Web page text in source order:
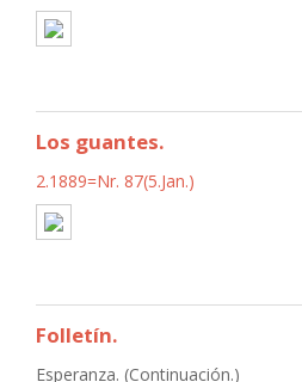
Los guantes.
2.1889=Nr. 87(5.Jan.)
Folletín.
Esperanza. (Continuación.)